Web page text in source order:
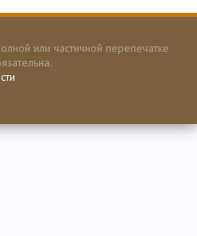
или частичной перепечатке